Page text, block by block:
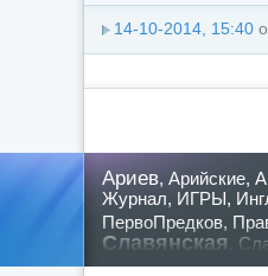
14-10-2014, 15:40
Ариев, Арийские,
Журнал, ИГРЫ,
ПервоПредков,
Славянская
предков,путин,